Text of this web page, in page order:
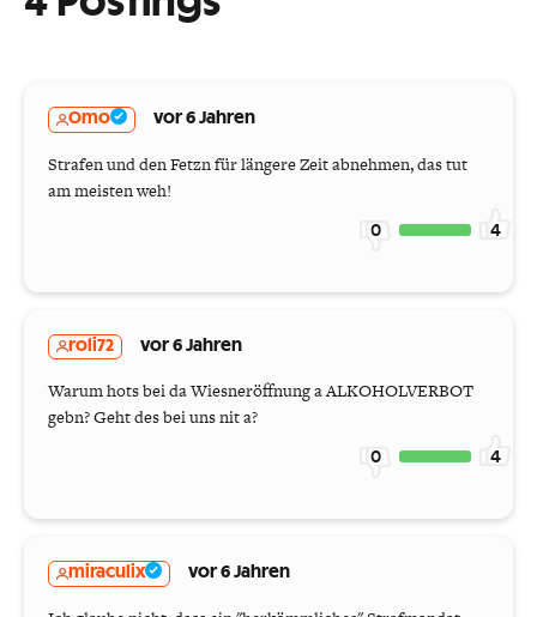
Omo vor 6 Jahren
Strafen und den Fetzn für längere Zeit abnehmen, das tut
am meisten weh!
0 4
roli72 vor 6 Jahren
Warum hots bei da Wiesneröffnung a ALKOHOLVERBOT
gebn? Geht des bei uns nit a?
0 4
miraculix vor 6 Jahren